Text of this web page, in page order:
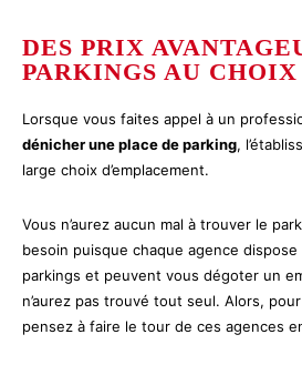
DES PRIX
PARKINGS AU CHOIX
Lorsque vous faites appel à un
dénicher une place de parking,
large choix d’emplacement.
Vous n’aurez aucun mal à trouver le
besoin puisque chaque agence
parkings et peuvent vous dégoter un
n’aurez pas trouvé tout seul. Alors,
pensez à faire le tour de ces agences